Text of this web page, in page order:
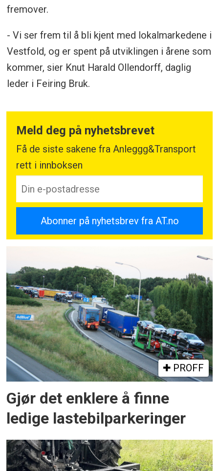
fremover.
- Vi ser frem til å bli kjent med lokalmarkedene i
Vestfold, og er spent på utviklingen i årene som
kommer, sier Knut Harald Ollendorff, daglig
leder i Feiring Bruk.
Meld deg på nyhetsbrevet
Få de siste sakene fra Anleggg&Transport
rett i innboksen
PROFF
Gjør det enklere å finne
ledige lastebilparkeringer